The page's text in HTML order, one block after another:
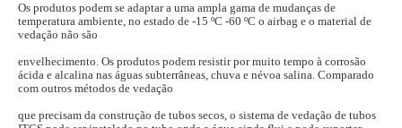
Os produtos podem se adaptar a uma ampla gama de mudanças de
temperatura ambiente, no estado de -15 ºC -60 ºC o airbag e o material de
vedação não são
envelhecimento. Os produtos podem resistir por muito tempo à corrosão
ácida e alcalina nas águas subterrâneas, chuva e névoa salina. Comparado
com outros métodos de vedação
que precisam da construção de tubos secos, o sistema de vedação de tubos